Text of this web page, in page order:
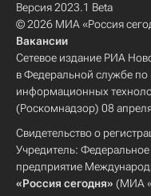
Версия 2023.1 Beta
© 2026 МИА «Россия
Вакансии
Сетевое издание РИА
в Федеральной службе по
информационных
(Роскомнадзор) 08
Свидетельство о
Учредитель: Федеральное
предприятие
«Россия сегодня» (МИА